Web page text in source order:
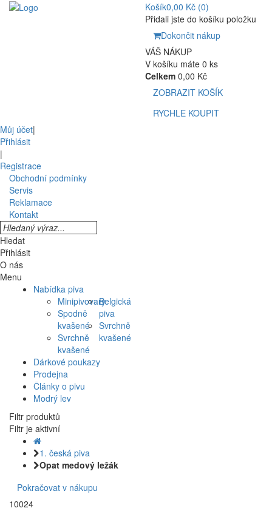
Košík0,00 Kč (0)
Přidali jste do košíku položku
Dokončit nákup
VÁŠ NÁKUP
V košíku máte 0 ks
Celkem 0,00 Kč
ZOBRAZIT KOŠÍK
RYCHLE KOUPIT
Můj účet|
Přihlásit
|
Registrace
Obchodní podmínky
Servis
Reklamace
Kontakt
Hledat
Přihlásit
O nás
Menu
Nabídka piva
Minipivovary
Spodně
kvašené
Svrchně
kvašené
Belgická
piva
Svrchně
kvašené
Dárkové poukazy
Prodejna
Články o pivu
Modrý lev
Filtr produktů
Filtr je aktivní
1. česká piva
Opat medový ležák
Pokračovat v nákupu
10024